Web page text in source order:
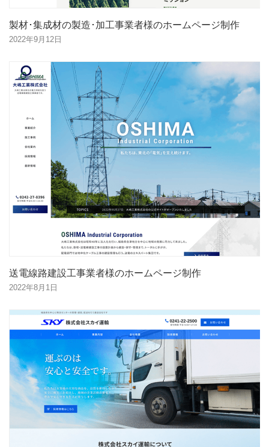
製材･集成材の製造･加工事業者様のホームページ制作
2022年9月12日
送電線路建設工事業者様のホームページ制作
2022年8月1日